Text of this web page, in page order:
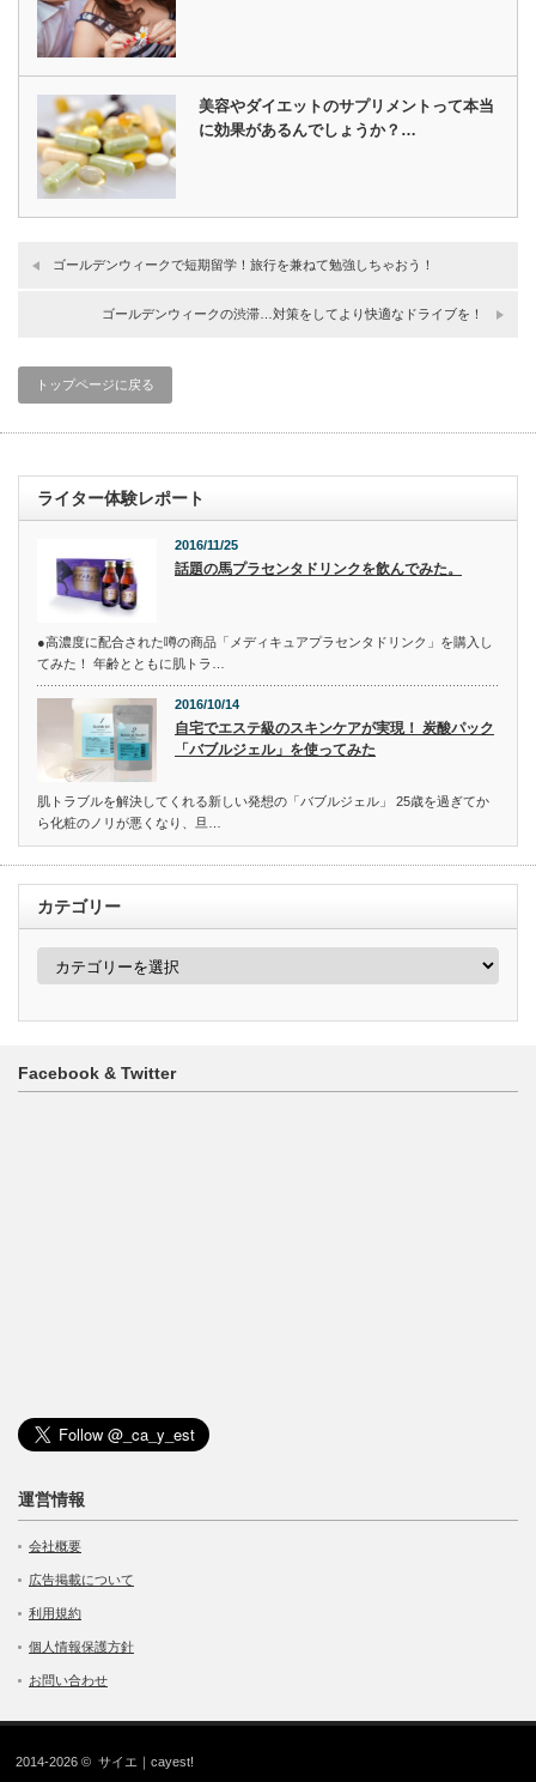
美容やダイエットのサプリメントって本当
に効果があるんでしょうか？…
ゴールデンウィークで短期留学！旅行を兼ねて勉強しちゃおう！
ゴールデンウィークの渋滞…対策をしてより快適なドライブを！
トップページに戻る
ライター体験レポート
2016/11/25
話題の馬プラセンタドリンクを飲んでみた。
●高濃度に配合された噂の商品「メディキュアプラセンタドリンク」を購入し
てみた！ 年齢とともに肌トラ…
2016/10/14
自宅でエステ級のスキンケアが実現！ 炭酸パック
「バブルジェル」を使ってみた
肌トラブルを解決してくれる新しい発想の「バブルジェル」 25歳を過ぎてか
ら化粧のノリが悪くなり、旦…
カテゴリー
カ
ー
Facebook & Twitter
運営情報
会社概要
広告掲載について
利用規約
個人情報保護方針
お問い合わせ
2014-2026 ©サイエ｜cayest!